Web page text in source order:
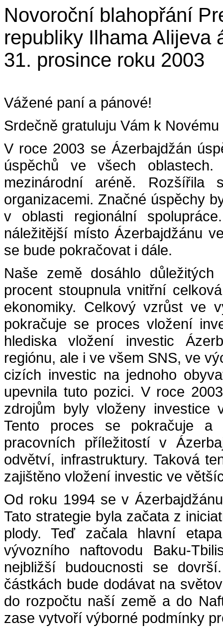
Novoroční blahopřání
republiky Ilhama Alijeva
31. prosince roku 2003
Vážené paní a pánové!
Srdečně gratuluju Vám k
V roce 2003 se Ázerbajdžán
úspěchů ve všech
mezinárodní aréně. Rozšířila
organizacemi. Značné úspěchy
v oblasti regionální
náležitější místo Ázerbajdžánu
se bude pokračovat i dále.
Naše země dosáhlo
procent stoupnula vnitřní
ekonomiky. Celkový vzrůst ve
pokračuje se proces vložení
hlediska vložení investic
regiónu, ale i ve všem SNS, ve
cizích investic na jednoho
upevnila tuto pozici. V roce
zdrojům byly vloženy investice
Tento proces se pokračuje a
pracovních příležitostí v
odvětví, infrastruktury. Taková
zajištěno vložení investic ve
Od roku 1994 se v
Tato strategie byla začata z
plody. Teď začala hlavní
vývozního naftovodu Baku-
nejbližší budoucnosti se
částkách bude dodávat na
do rozpočtu naší země a do
zase vytvoří výborné podmínky